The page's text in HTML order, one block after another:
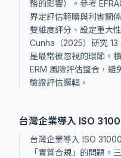
務的影響）。參考
界定評估範疇與利害關
雙維度評分、設定重大
Cunha（2025）研究
是最常被忽視的環節。
ERM 風險評估整合，避
驗證評估邏輯。
台灣企業導入 ISO
台灣企業導入 ISO
「實質合規」的問題。